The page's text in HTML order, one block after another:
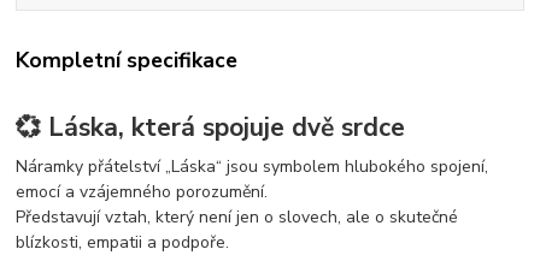
Kompletní specifikace
💞 Láska, která spojuje dvě srdce
Náramky přátelství „Láska“ jsou symbolem hlubokého spojení,
emocí a vzájemného porozumění.
Představují vztah, který není jen o slovech, ale o skutečné
blízkosti, empatii a podpoře.